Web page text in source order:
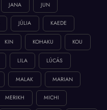
JANA JUN
JÚLIA KAEDE
KIN KOHAKU KOU
LILA LÚCÁS
MALAK MARIAN
MERIKH MICHI